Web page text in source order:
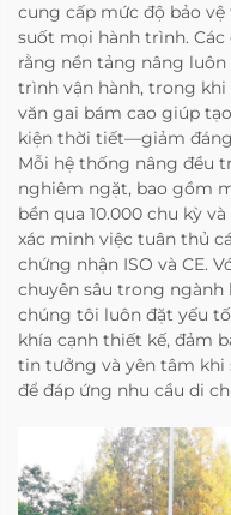
cung cấp mức độ bảo
suốt mọi hành trình. Các
rằng nền tảng nâng
trình vận hành, trong
văn gai bám cao giúp
kiện thời tiết—giảm
Mỗi hệ thống nâng đều
nghiêm ngặt, bao gồm
bền qua 10.000 chu kỳ
xác minh việc tuân thủ
chứng nhận ISO và CE.
chuyên sâu trong ngành
chúng tôi luôn đặt yếu
khía cạnh thiết kế, đảm
tin tưởng và yên tâm khi
để đáp ứng nhu cầu di